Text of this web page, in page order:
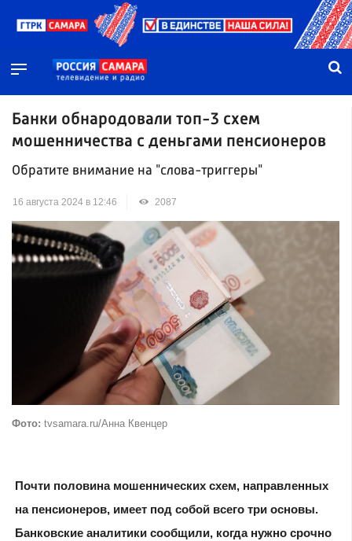
Банки обнародовали топ-3 схем
мошенничества с деньгами пенсионеров
Обратите внимание на "слова-триггеры"
16 августа 2024 в 12:46 2087
Фото: tvsamara.ru/Анна Квенцер
Почти половина мошеннических схем, направленных
на пенсионеров, имеет под собой всего три основы.
Банковские аналитики сообщили, когда нужно срочно